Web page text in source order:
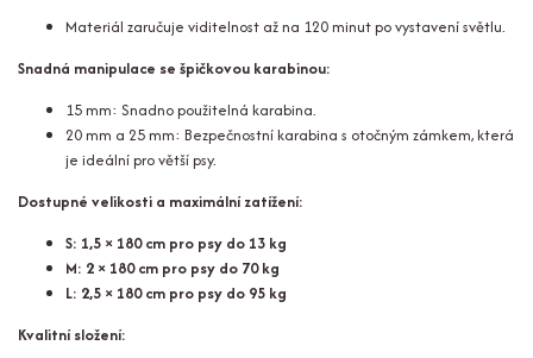
Materiál zaručuje viditelnost až na 120 minut po vystavení světlu.
Snadná manipulace se špičkovou karabinou:
15 mm: Snadno použitelná karabina.
20 mm a 25 mm: Bezpečnostní karabina s otočným zámkem, která
je ideální pro větší psy.
Dostupné velikosti a maximální zatížení:
S: 1,5 × 180 cm pro psy do 13 kg
M: 2 × 180 cm pro psy do 70 kg
L: 2,5 × 180 cm pro psy do 95 kg
Kvalitní složení: